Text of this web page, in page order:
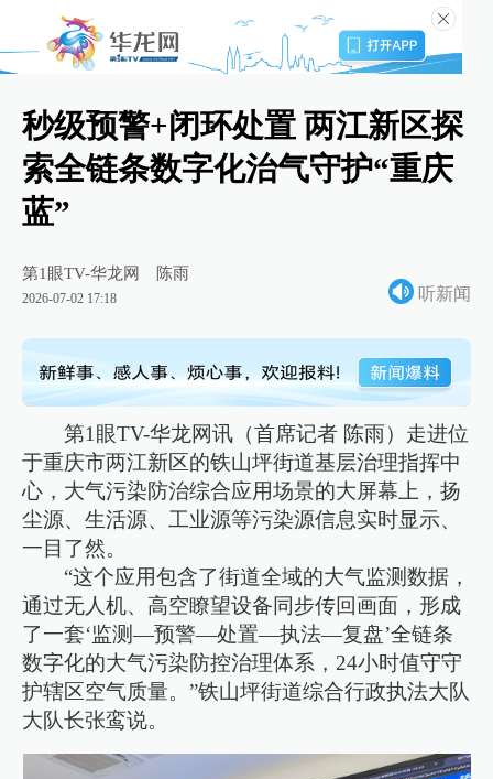
秒级预警+闭环处置 两江新区探
索全链条数字化治气守护“重庆
蓝”
第1眼TV-华龙网 陈雨
2026-07-02 17:18 听新闻
第1眼TV-华龙网讯（首席记者 陈雨）走进位
于重庆市两江新区的铁山坪街道基层治理指挥中
心，大气污染防治综合应用场景的大屏幕上，扬
尘源、生活源、工业源等污染源信息实时显示、
一目了然。
“这个应用包含了街道全域的大气监测数据，
通过无人机、高空瞭望设备同步传回画面，形成
了一套‘监测—预警—处置—执法—复盘’全链条
数字化的大气污染防控治理体系，24小时值守守
护辖区空气质量。”铁山坪街道综合行政执法大队
大队长张鸾说。